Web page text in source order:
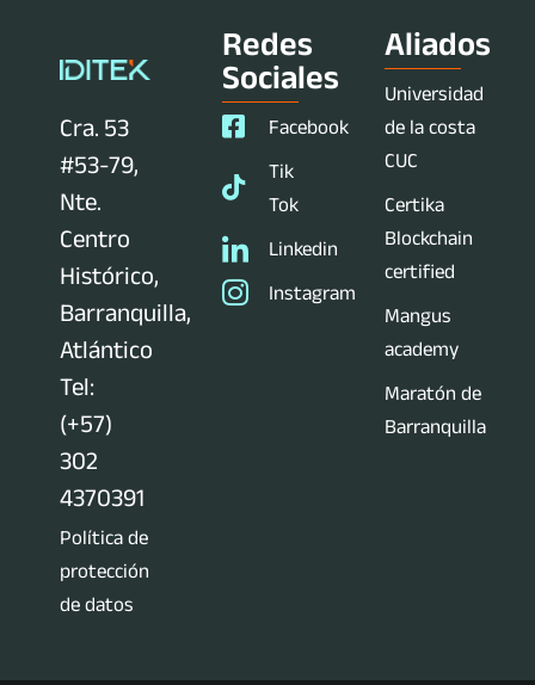
Cra. 53
#53-79,
Nte.
Centro
Histórico,
Barranquilla,
Atlántico
Tel:
(+57)
302
4370391
Política de
protección
de datos
Redes
Sociales
Facebook
Tik
Tok
Linkedin
Instagram
Aliados
Universidad
de la costa
CUC
Certika
Blockchain
certified
Mangus
academy
Maratón de
Barranquilla